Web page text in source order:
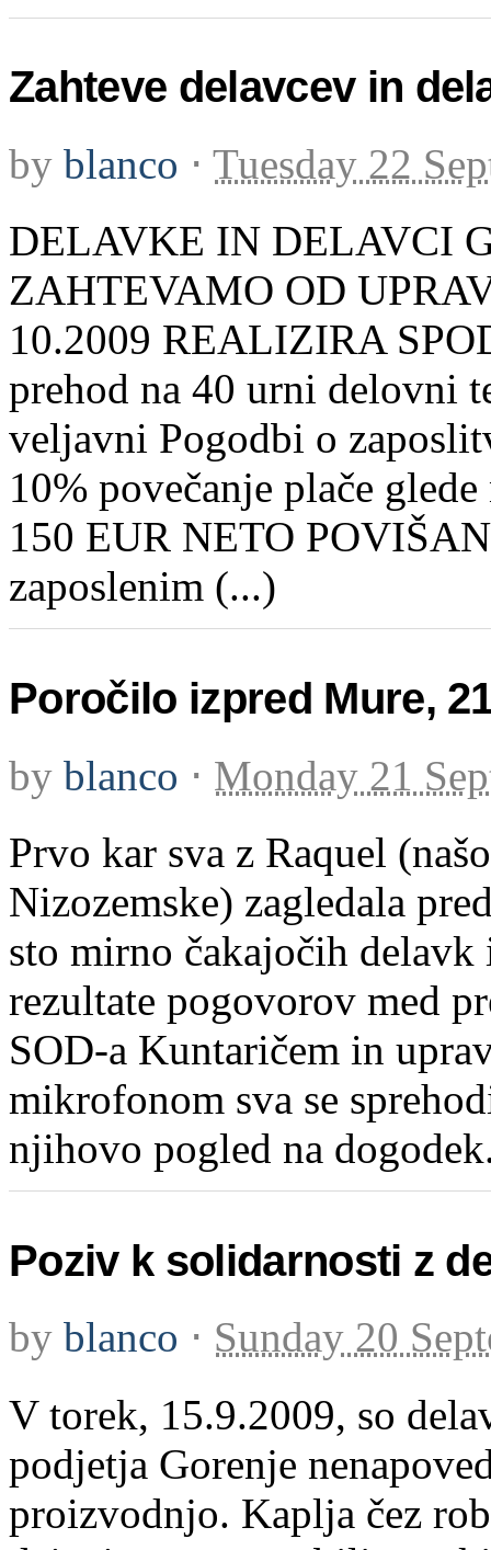
Zahteve delavcev in
by blanco ⋅ Tuesday 22
DELAVKE IN DELAVCI
ZAHTEVAMO OD
10.2009 REALIZIRA
prehod na 40 urni delovni
veljavni Pogodbi o
10% povečanje plače
150 EUR NETO
zaposlenim (...)
Poročilo izpred Mure,
by blanco ⋅ Monday 21
Prvo kar sva z Raquel
Nizozemske) zagledala
sto mirno čakajočih delavk
rezultate pogovorov med
SOD-a Kuntaričem in
mikrofonom sva se
njihovo pogled na
Poziv k solidarnosti z
by blanco ⋅ Sunday 20
V torek, 15.9.2009, so
podjetja Gorenje
proizvodnjo. Kaplja čez